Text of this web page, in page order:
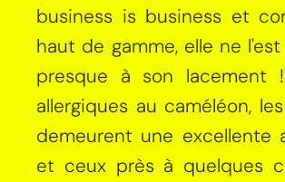
business is business et
haut de gamme, elle ne
presque à son lacement
allergiques au caméléon,
demeurent une excellente
et ceux près à quelques